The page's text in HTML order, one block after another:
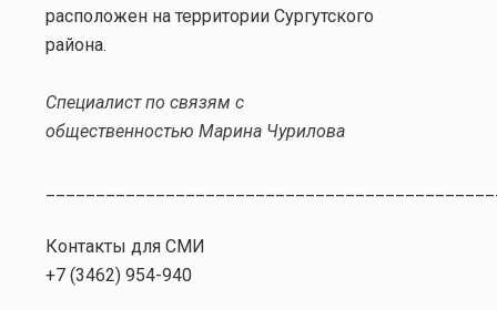
расположен на территории Сургутского
района.
Специалист по связям с
общественностью Марина Чурилова
Контакты для СМИ
+7 (3462) 954-940